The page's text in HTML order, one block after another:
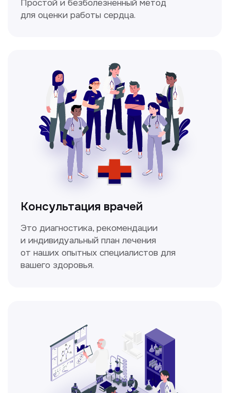
Мультиспиральная
компьютерная томография
Высокоточный метод диагностики,
позволяющий получить детальные
изображения внутренних органов и тканей.
Метод исследования функции внешнего
дыхания, включающий в себя измерение
объёмных и скоростных показателей